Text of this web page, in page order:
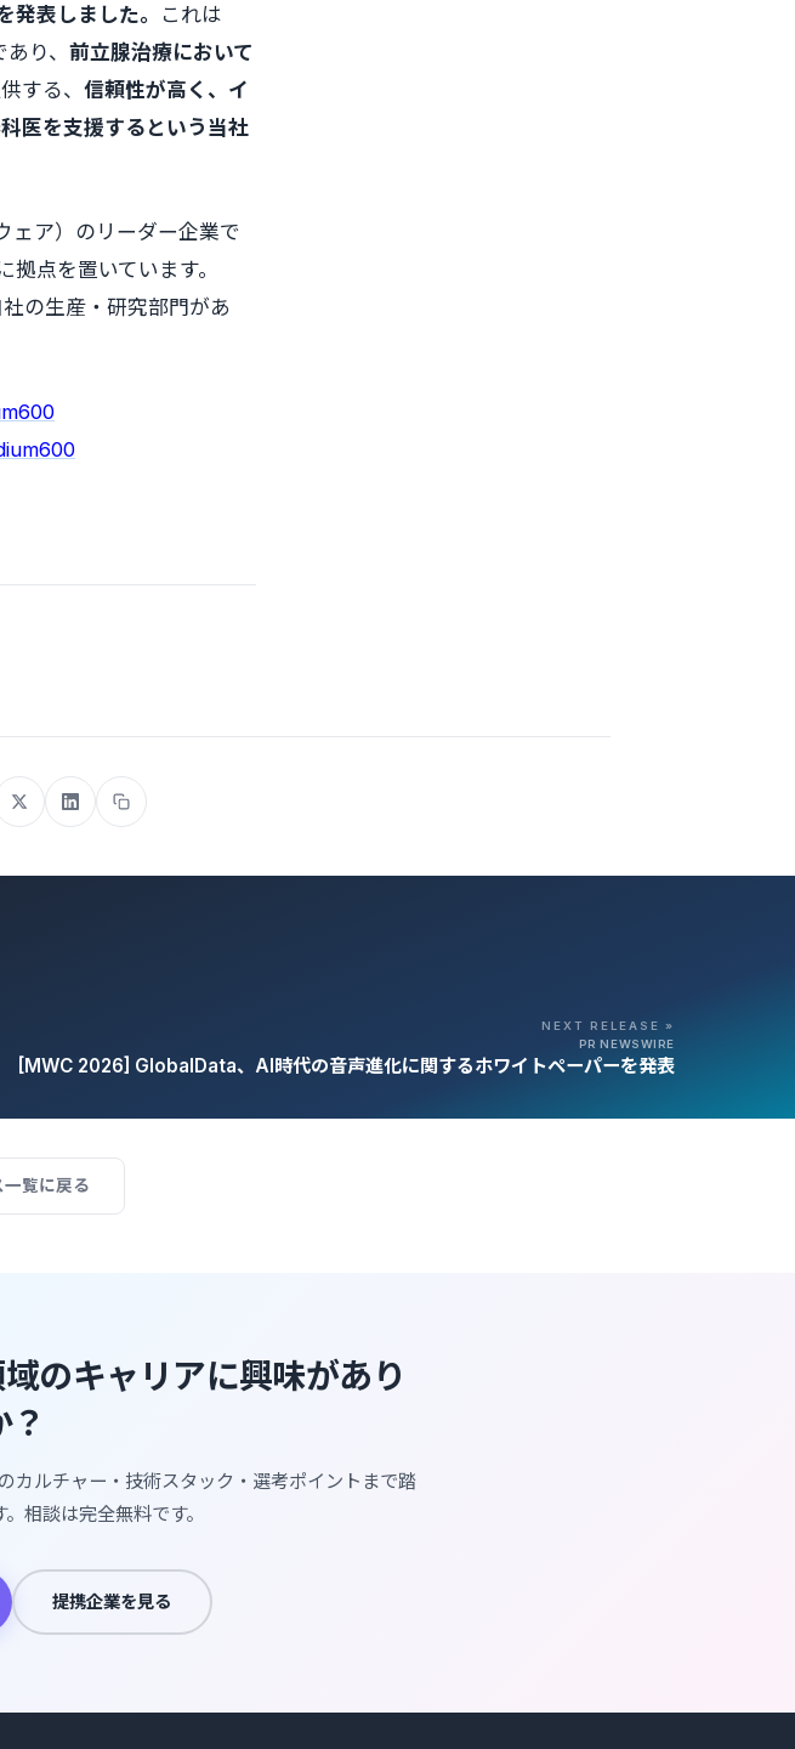
表しました。
これは
り、 前立腺治療において
する、 信頼性が高く、イ
医を支援するという当社
ェア）のリーダー企業で
点を置いています。
の生産・研究部門があ
NEXT RELEASE »
PR NEWSWIRE
[MWC 2026] GlobalData、AI時代の音声進化に関するホワイトペーパーを発表
一覧に戻る
のキャリアに興味があり
カルチャー・技術スタック・選考ポイントまで踏
相談は完全無料です。
提携企業を見る